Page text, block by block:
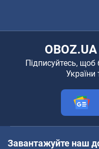
Підписуйтесь, щоб
України
Завантажуйте наш